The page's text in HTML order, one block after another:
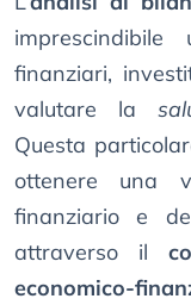
finanziari,
valutare la
Questa
ottenere una
finanziario e
attraverso il
economico-